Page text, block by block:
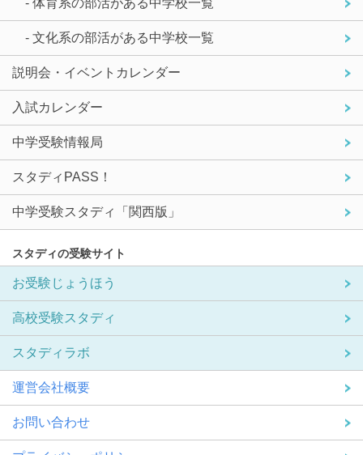
- 体育系の部活がある中学校一覧
- 文化系の部活がある中学校一覧
説明会・イベントカレンダー
入試カレンダー
中学受験情報局
スタディPASS！
中学受験スタディ「関西版」
スタディの受験サイト
お受験じょうほう
高校受験スタディ
スタディラボ
運営会社概要
お問い合わせ